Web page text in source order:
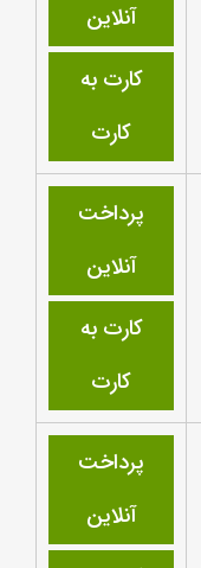
آنلاین
کارت به
کارت
پرداخت
آنلاین
کارت به
کارت
پرداخت
آنلاین